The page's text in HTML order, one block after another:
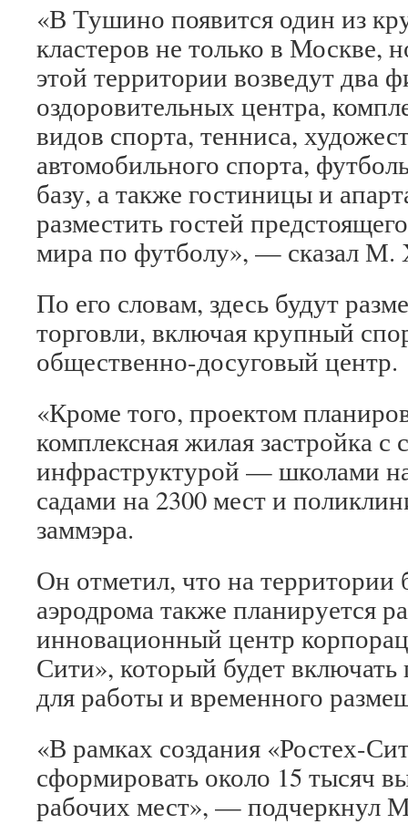
«В Тушино появится один из
кластеров не только в Москве,
этой территории возведут два
оздоровительных центра,
видов спорта, тенниса,
автомобильного спорта,
базу, а также гостиницы и
разместить гостей
мира по футболу», — сказал М.
По его словам, здесь будут
торговли, включая крупный
общественно-досуговый центр.
«Кроме того, проектом
комплексная жилая застройка с
инфраструктурой — школами
садами на 2300 мест и
заммэра.
Он отметил, что на
аэродрома также планируется
инновационный центр
Сити», который будет
для работы и временного
«В рамках создания «Ростех-
сформировать около 15 тысяч
рабочих мест», — подчеркнул